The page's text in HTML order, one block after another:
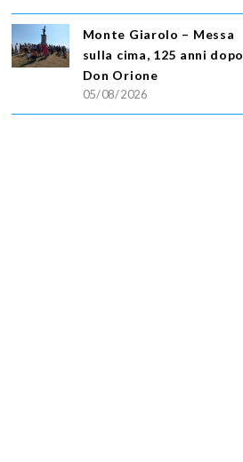
Monte Giarolo – Messa
sulla cima, 125 anni dopo
Don Orione
05/08/2026